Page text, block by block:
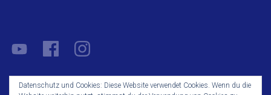
YouTubeFacebookInstagram
Datenschutz und Cookies: Diese Website verwendet Cookies. Wenn du die